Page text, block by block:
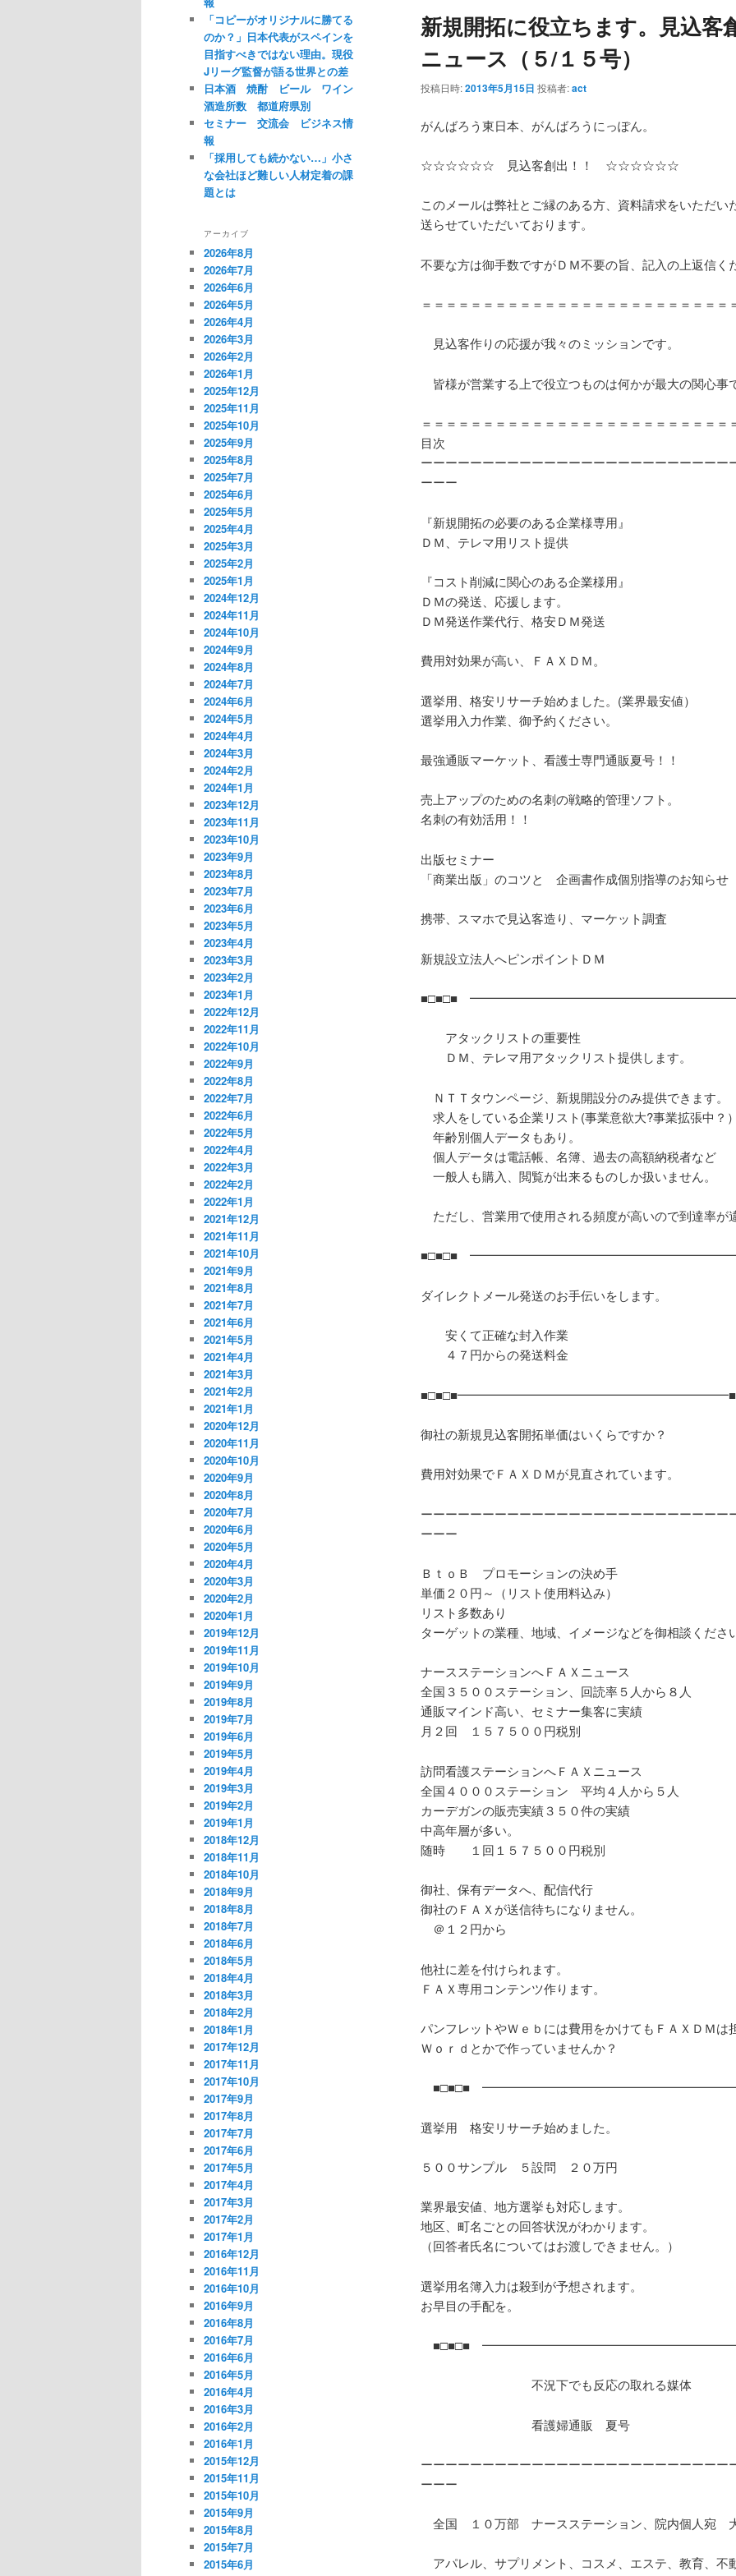
新規開拓に役立ちます。見込客
ニュース（５/１５号）
投稿日時:2013年5月15日 投稿者:act
がんばろう東日本、がんばろうにっぽん。
☆☆☆☆☆☆ 見込客創出！！ ☆☆☆☆☆☆
このメールは弊社とご縁のある方、資料請求をいただい
送らせていただいております。
不要な方は御手数ですがＤＭ不要の旨、記入の上返信く
＝＝＝＝＝＝＝＝＝＝＝＝＝＝＝＝＝＝＝＝＝＝＝＝＝
見込客作りの応援が我々のミッションです。
皆様が営業する上で役立つものは何かが最大の関心事で
＝＝＝＝＝＝＝＝＝＝＝＝＝＝＝＝＝＝＝＝＝＝＝＝＝
目次
ーーーーーーーーーーーーーーーーーーーーーーーーー
ーーー
『新規開拓の必要のある企業様専用』
ＤＭ、テレマ用リスト提供
『コスト削減に関心のある企業様用』
ＤＭの発送、応援します。
ＤＭ発送作業代行、格安ＤＭ発送
費用対効果が高い、ＦＡＸＤＭ。
選挙用、格安リサーチ始めました。(業界最安値）
選挙用入力作業、御予約ください。
最強通販マーケット、看護士専門通販夏号！！
売上アップのための名刺の戦略的管理ソフト。
名刺の有効活用！！
出版セミナー
「商業出版」のコツと 企画書作成個別指導のお知らせ
携帯、スマホで見込客造り、マーケット調査
新規設立法人へピンポイントＤＭ
■□■□■ ━━━━━━━━━━━━━━━━━━━━━━
アタックリストの重要性
ＤＭ、テレマ用アタックリスト提供します。
ＮＴＴタウンページ、新規開設分のみ提供できます。
求人をしている企業リスト(事業意欲大?事業拡張中？）
年齢別個人データもあり。
個人データは電話帳、名簿、過去の高額納税者など
一般人も購入、閲覧が出来るものしか扱いません。
ただし、営業用で使用される頻度が高いので到達率が
■□■□■ ━━━━━━━━━━━━━━━━━━━━━━
ダイレクトメール発送のお手伝いをします。
安くて正確な封入作業
４７円からの発送料金
御社の新規見込客開拓単価はいくらですか？
費用対効果でＦＡＸＤＭが見直されています。
ーーーーーーーーーーーーーーーーーーーーーーーーー
ーーー
ＢｔｏＢ プロモーションの決め手
単価２０円～（リスト使用料込み）
リスト多数あり
ターゲットの業種、地域、イメージなどを御相談ください
ナースステーションへＦＡＸニュース
全国３５００ステーション、回読率５人から８人
通販マインド高い、セミナー集客に実績
月２回 １５７５００円税別
訪問看護ステーションへＦＡＸニュース
全国４０００ステーション 平均４人から５人
カーデガンの販売実績３５０件の実績
中高年層が多い。
随時 １回１５７５００円税別
御社、保有データへ、配信代行
御社のＦＡＸが送信待ちになりません。
＠１２円から
他社に差を付けられます。
ＦＡＸ専用コンテンツ作ります。
パンフレットやＷｅｂには費用をかけてもＦＡＸＤＭは
Ｗｏｒｄとかで作っていませんか？
■□■□■
選挙用 格安リサーチ始めました。
５００サンプル ５設問 ２０万円
業界最安値、地方選挙も対応します。
地区、町名ごとの回答状況がわかります。
（回答者氏名についてはお渡しできません。）
選挙用名簿入力は殺到が予想されます。
お早目の手配を。
■□■□■
不況下でも反応の取れる媒体
看護婦通販 夏号
ーーーーーーーーーーーーーーーーーーーーーーーーー
ーーー
全国 １０万部 ナースステーション、院内個人宛
アパレル、サプリメント、コスメ、エステ、教育、不
「コピーがオリジナルに勝てる
のか？」日本代表がスペインを
目指すべきではない理由。現役
Jリーグ監督が語る世界との差
日本酒 焼酎 ビール ワイン
酒造所数 都道府県別
セミナー 交流会 ビジネス情
報
「採用しても続かない…」小さ
な会社ほど難しい人材定着の課
題とは
アーカイブ
2026年8月
2026年7月
2026年6月
2026年5月
2026年4月
2026年3月
2026年2月
2026年1月
2025年12月
2025年11月
2025年10月
2025年9月
2025年8月
2025年7月
2025年6月
2025年5月
2025年4月
2025年3月
2025年2月
2025年1月
2024年12月
2024年11月
2024年10月
2024年9月
2024年8月
2024年7月
2024年6月
2024年5月
2024年4月
2024年3月
2024年2月
2024年1月
2023年12月
2023年11月
2023年10月
2023年9月
2023年8月
2023年7月
2023年6月
2023年5月
2023年4月
2023年3月
2023年2月
2023年1月
2022年12月
2022年11月
2022年10月
2022年9月
2022年8月
2022年7月
2022年6月
2022年5月
2022年4月
2022年3月
2022年2月
2022年1月
2021年12月
2021年11月
2021年10月
2021年9月
2021年8月
2021年7月
2021年6月
2021年5月
2021年4月
2021年3月
2021年2月
2021年1月
2020年12月
2020年11月
2020年10月
2020年9月
2020年8月
2020年7月
2020年6月
2020年5月
2020年4月
2020年3月
2020年2月
2020年1月
2019年12月
2019年11月
2019年10月
2019年9月
2019年8月
2019年7月
2019年6月
2019年5月
2019年4月
2019年3月
2019年2月
2019年1月
2018年12月
2018年11月
2018年10月
2018年9月
2018年8月
2018年7月
2018年6月
2018年5月
2018年4月
2018年3月
2018年2月
2018年1月
2017年12月
2017年11月
2017年10月
2017年9月
2017年8月
2017年7月
2017年6月
2017年5月
2017年4月
2017年3月
2017年2月
2017年1月
2016年12月
2016年11月
2016年10月
2016年9月
2016年8月
2016年7月
2016年6月
2016年5月
2016年4月
2016年3月
2016年2月
2016年1月
2015年12月
2015年11月
2015年10月
2015年9月
2015年8月
2015年7月
2015年6月